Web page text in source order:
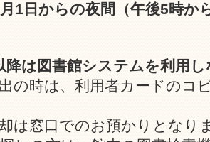
月1日からの夜間（午後5時か
降は図書館システムを利用
の時は、利用者カードのコ
は窓口でのお預かりとなり